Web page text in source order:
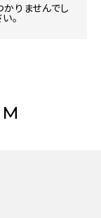
りませんでし
。